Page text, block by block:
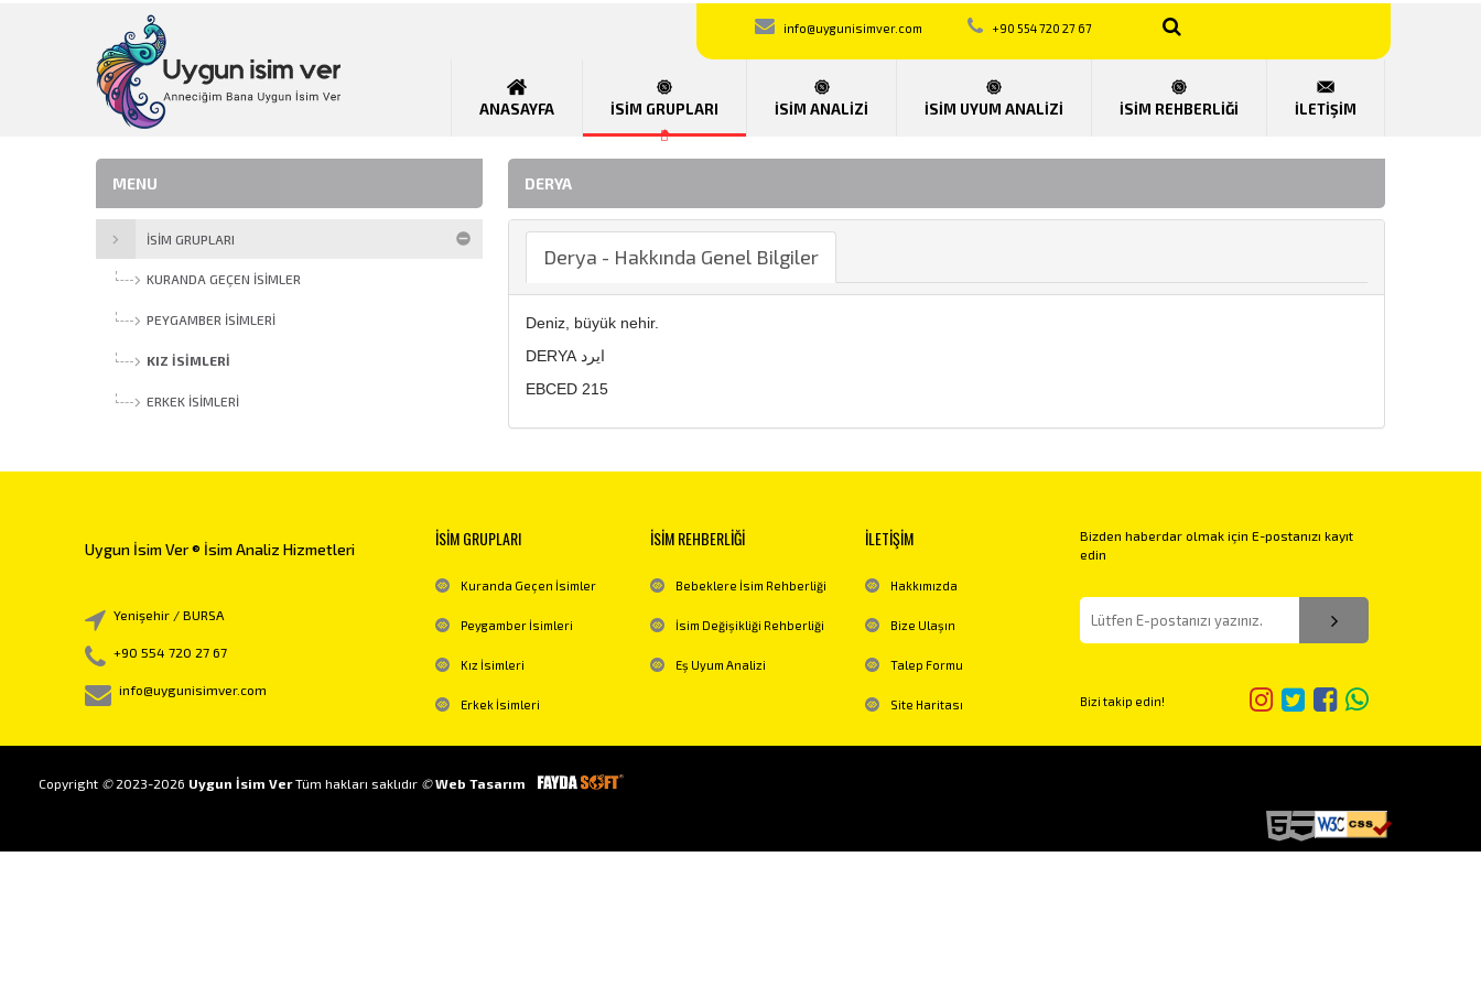
info@uygunisimver.com +90 554 720 27 67
ANASAYFA İSİM GRUPLARI İSİM ANALİZİ İSİM UYUM ANALİZİ İSİM REHBERLİĞİ İLETİŞİM
DERYA
Derya - Hakkında Genel Bilgiler
Deniz, büyük nehir.
DERYA ايرد
EBCED 215
MENU
İSİM GRUPLARI
KURANDA GEÇEN İSIMLER
PEYGAMBER İSIMLERI
KIZ İSIMLERI
ERKEK İSIMLERI
Uygun İsim Ver ® İsim Analiz Hizmetleri
Yenişehir / BURSA
+90 554 720 27 67
info@uygunisimver.com
İSİM GRUPLARI
Kuranda Geçen İsimler
Peygamber İsimleri
Kız İsimleri
Erkek İsimleri
İSİM REHBERLİĞİ
Bebeklere İsim Rehberliği
İsim Değişikliği Rehberliği
Eş Uyum Analizi
İLETİŞİM
Hakkımızda
Bize Ulaşın
Talep Formu
Site Haritası
Bizden haberdar olmak için E-postanızı kayıt
edin
Bizi takip edin!
Copyright ©2023-2026 Uygun İsim VerTüm hakları saklıdır © Web Tasarım